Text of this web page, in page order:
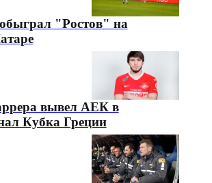
"Ростов" на
вывел АЕК в
Кубка Греции